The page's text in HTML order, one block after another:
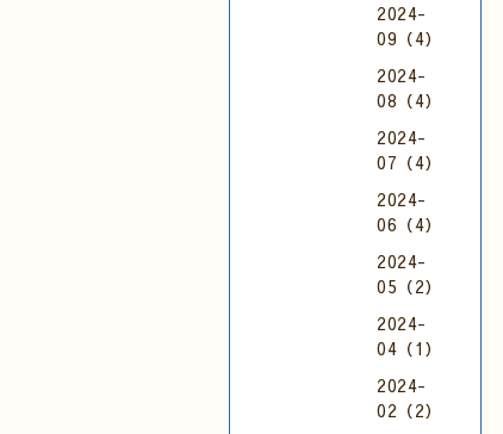
2024-
09（4）
2024-
08（4）
2024-
07（4）
2024-
06（4）
2024-
05（2）
2024-
04（1）
2024-
02（2）